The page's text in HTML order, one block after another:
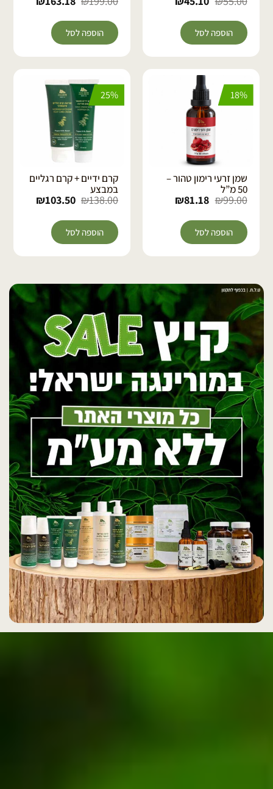
הוספה לסל הוספה לסל
18%
שמן זרעי רימון טהור –
50 מ”ל
₪99.00
₪81.18
הוספה לסל
25%
קרם ידיים + קרם רגליים
במבצע
₪138.00
₪103.50
הוספה לסל